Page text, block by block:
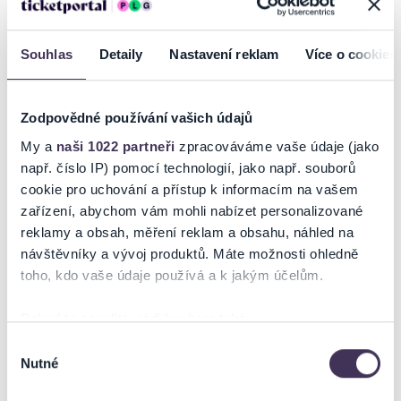
Souhlas Detaily Nastavení reklam Více o cookies
Zodpovědné používání vašich údajů
My a naši 1022 partneři zpracováváme vaše údaje (jako
např. číslo IP) pomocí technologií, jako např. souborů
cookie pro uchování a přístup k informacím na vašem
zařízení, abychom vám mohli nabízet personalizované
reklamy a obsah, měření reklam a obsahu, náhled na
návštěvníky a vývoj produktů. Máte možnosti ohledně
toho, kdo vaše údaje používá a k jakým účelům.
Pokud to povolíte, rádi bychom také:
které mohou být přesné na několik metrů
souhlasu
Nutné
podmienkach. Poukazy GoOut môžete využiť pri nákupe
, ak tam nie je
ponúkať na portáliwww.ticketportal.sk
služby, ktoré sú v súlade s uplatniteľným právom
Európskej únie. Príslušné informácie a kontakty podľa
DSA nájdete na stránketu.
GALÉRIA